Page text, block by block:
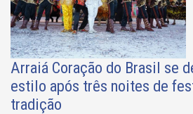
Arraiá Coração do Brasil se
estilo após três noites de
tradição